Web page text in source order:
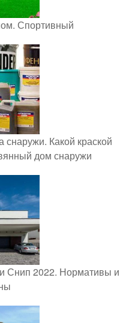
Спортивный
снаружи. Какой краской
дом снаружи
Снип 2022. Нормативы и